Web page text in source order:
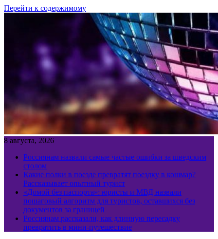
Перейти к содержимому
8 августа, 2026
Россиянам назвали самые частые ошибки за шведским
столом
Какие полки в поезде превратят поездку в кошмар?
Рассказывает опытный турист
«Домой без паспорта»: юристы и МВД назвали
пошаговый алгоритм для туристов, оставшихся без
документов за границей
Россиянам рассказали, как длинную пересадку
превратить в мини-путешествие